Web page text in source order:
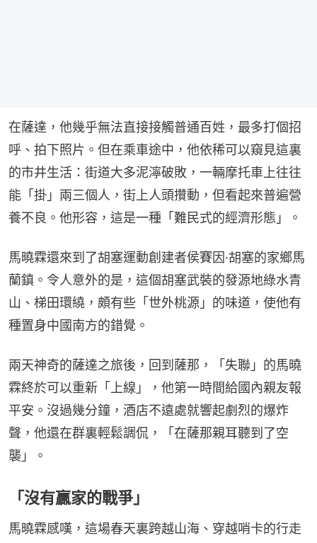
在薩達，他幾乎無法直接接觸普通百姓，最多打個招
呼、拍下照片。但在乘車途中，他依稀可以窺見這裏
的市井生活：街道大多泥濘破敗，一輛摩托車上往往
能「掛」兩三個人，街上人頭攢動，但看起來普遍營
養不良。他形容，這是一種「難民式的經濟形態」。
馬曉霖還來到了胡塞運動創建者侯賽因·胡塞的家鄉馬
蘭鎮。令人意外的是，這個胡塞武裝的發源地綠水青
山、梯田環繞，頗有些「世外桃源」的味道，使他有
種置身中國南方的錯覺。
兩天神奇的薩達之旅後，回到薩那，「失聯」的馬曉
霖終於可以重新「上線」，他第一時間給國內親友報
平安。沒過幾分鐘，酒店不遠處就響起劇烈的爆炸
聲，他還在群裏輕鬆調侃，「在薩那親耳聽到了空
襲」。
「沒有贏家的戰爭」
馬曉霖感嘆，這場春天裏跨越山海、穿越哨卡的行走